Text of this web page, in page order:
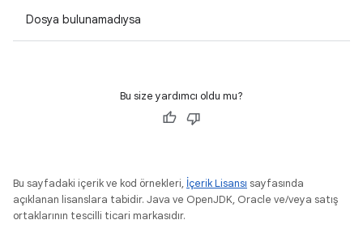
Dosya bulunamadıysa
Bu size yardımcı oldu mu?
Bu sayfadaki içerik ve kod örnekleri, İçerik Lisansı sayfasında
açıklanan lisanslara tabidir. Java ve OpenJDK, Oracle ve/veya satış
ortaklarının tescilli ticari markasıdır.